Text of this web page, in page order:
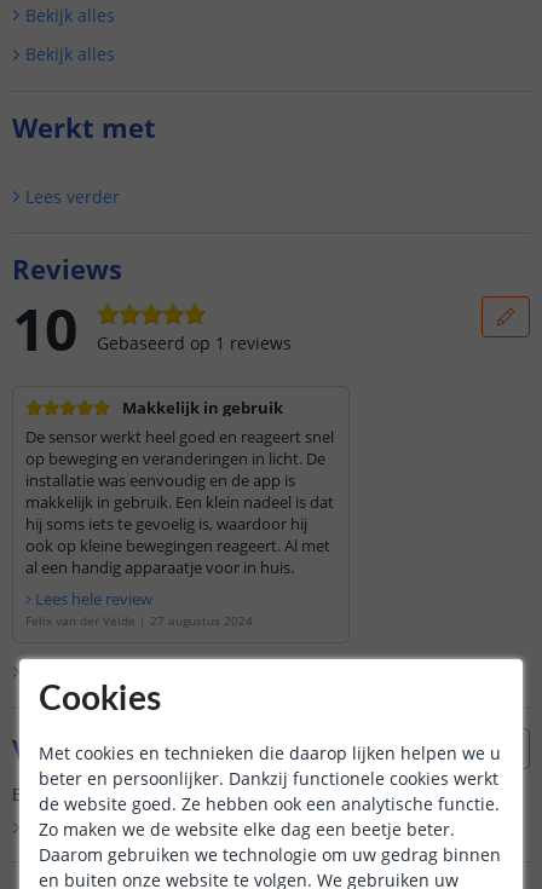
Bekijk alles
Bekijk alles
Werkt met
Lees verder
Reviews
10 Gebaseerd op 1 reviews
Makkelijk in gebruik
De sensor werkt heel goed en reageert snel
op beweging en veranderingen in licht. De
installatie was eenvoudig en de app is
makkelijk in gebruik. Een klein nadeel is dat
hij soms iets te gevoelig is, waardoor hij
ook op kleine bewegingen reageert. Al met
al een handig apparaatje voor in huis.
Lees hele review
Felix van der Velde | 27 augustus 2024
Vraag & antwoord
Er is nog geen vraag gesteld over dit product.
Bekijk alle Vraag & antwoord
Cookies
Met cookies en technieken die daarop lijken helpen we u
beter en persoonlijker. Dankzij functionele cookies werkt
de website goed. Ze hebben ook een analytische functie.
Zo maken we de website elke dag een beetje beter.
Daarom gebruiken we technologie om uw gedrag binnen
en buiten onze website te volgen. We gebruiken uw